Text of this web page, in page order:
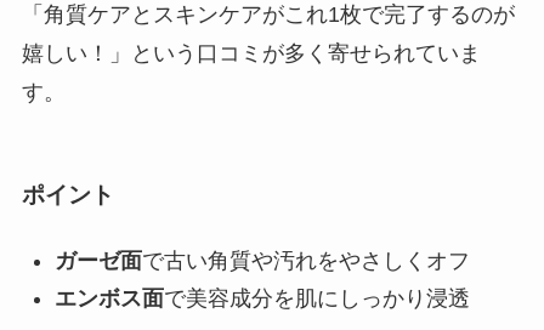
「角質ケアとスキンケアがこれ1枚で完了するのが
嬉しい！」という口コミが多く寄せられていま
す。
ポイント
ガーゼ面で古い角質や汚れをやさしくオフ
エンボス面で美容成分を肌にしっかり浸透